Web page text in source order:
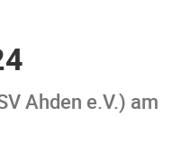
Ahden e.V.) am